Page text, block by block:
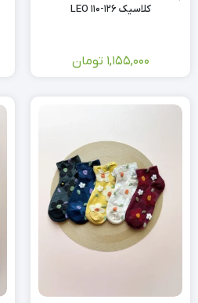
کلاسیک LEO 110-126
1,155,000 تومان